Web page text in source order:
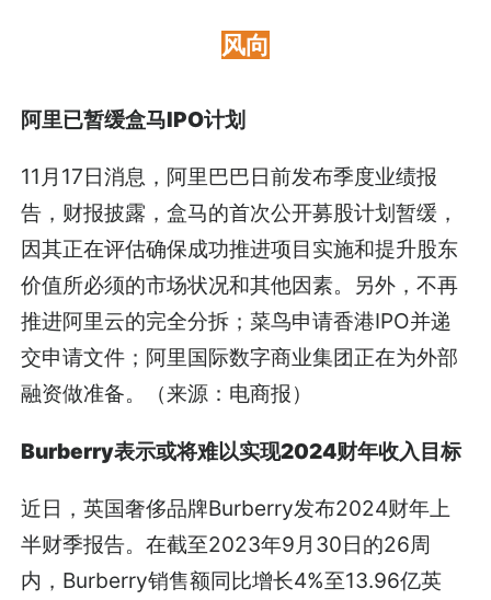
风向
阿里已暂缓盒马IPO计划
11月17日消息，阿里巴巴日前发布季度业绩报
告，财报披露，盒马的首次公开募股计划暂缓，
因其正在评估确保成功推进项目实施和提升股东
价值所必须的市场状况和其他因素。另外，不再
推进阿里云的完全分拆；菜鸟申请香港IPO并递
交申请文件；阿里国际数字商业集团正在为外部
融资做准备。（来源：电商报）
Burberry表示或将难以实现2024财年收入目标
近日，英国奢侈品牌Burberry发布2024财年上
半财季报告。在截至2023年9月30日的26周
内，Burberry销售额同比增长4%至13.96亿英